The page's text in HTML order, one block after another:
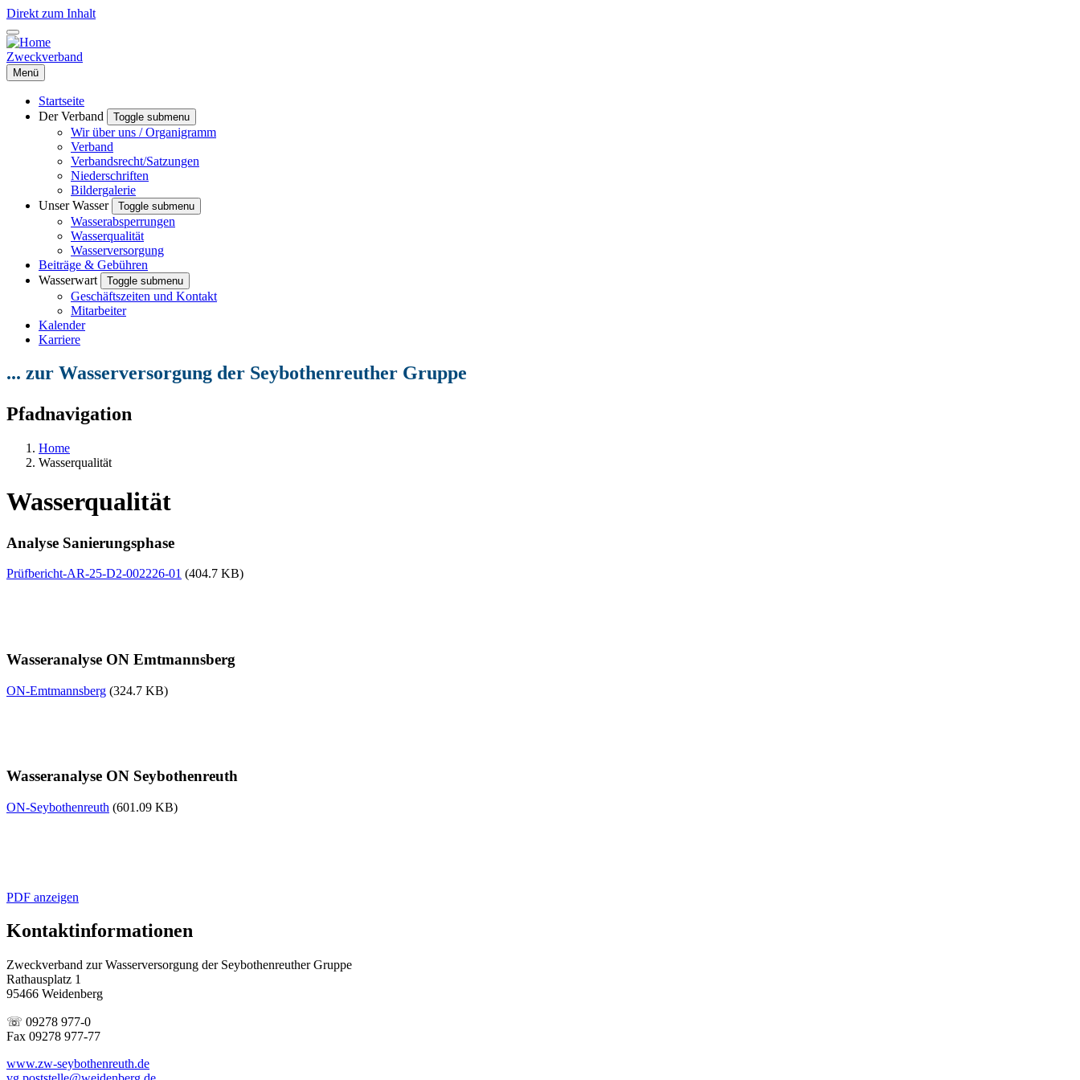
Direkt zum Inhalt
Zweckverband
Menü
Startseite
Der Verband
Toggle submenu
Wir über uns / Organigramm
Verband
Verbandsrecht/Satzungen
Niederschriften
Bildergalerie
Unser Wasser
Toggle submenu
Wasserabsperrungen
Wasserqualität
Wasserversorgung
Beiträge & Gebühren
Wasserwart
Toggle submenu
Geschäftszeiten und Kontakt
Mitarbeiter
Kalender
Karriere
... zur Wasserversorgung der Seybothenreuther Gruppe
Pfadnavigation
Home
Wasserqualität
Wasserqualität
Analyse Sanierungsphase
Prüfbericht-AR-25-D2-002226-01 (404.7 KB)
Wasseranalyse ON Emtmannsberg
ON-Emtmannsberg (324.7 KB)
Wasseranalyse ON Seybothenreuth
ON-Seybothenreuth (601.09 KB)
PDF anzeigen
Kontaktinformationen
Zweckverband zur Wasserversorgung der Seybothenreuther Gruppe
Rathausplatz 1
95466 Weidenberg
☏ 09278 977-0
Fax 09278 977-77
www.zw-seybothenreuth.de